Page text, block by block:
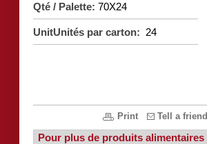
Qté / Palette: 70X24
UnitUnités par carton: 24
Print Tell a friend
Pour plus de produits alimentaires